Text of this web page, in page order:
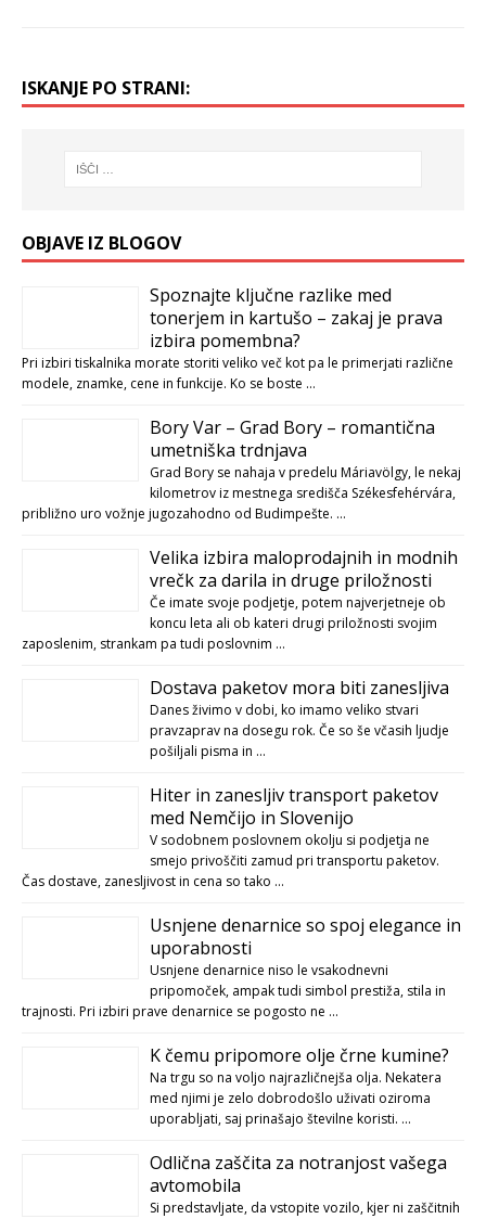
ISKANJE PO STRANI:
OBJAVE IZ BLOGOV
Spoznajte ključne razlike med
tonerjem in kartušo – zakaj je prava
izbira pomembna?
Pri izbiri tiskalnika morate storiti veliko več kot pa le primerjati različne
modele, znamke, cene in funkcije. Ko se boste …
Bory Var – Grad Bory – romantična
umetniška trdnjava
Grad Bory se nahaja v predelu Máriavölgy, le nekaj
kilometrov iz mestnega središča Székesfehérvára,
približno uro vožnje jugozahodno od Budimpešte. …
Velika izbira maloprodajnih in modnih
vrečk za darila in druge priložnosti
Če imate svoje podjetje, potem najverjetneje ob
koncu leta ali ob kateri drugi priložnosti svojim
zaposlenim, strankam pa tudi poslovnim …
Dostava paketov mora biti zanesljiva
Danes živimo v dobi, ko imamo veliko stvari
pravzaprav na dosegu rok. Če so še včasih ljudje
pošiljali pisma in …
Hiter in zanesljiv transport paketov
med Nemčijo in Slovenijo
V sodobnem poslovnem okolju si podjetja ne
smejo privoščiti zamud pri transportu paketov.
Čas dostave, zanesljivost in cena so tako …
Usnjene denarnice so spoj elegance in
uporabnosti
Usnjene denarnice niso le vsakodnevni
pripomoček, ampak tudi simbol prestiža, stila in
trajnosti. Pri izbiri prave denarnice se pogosto ne …
K čemu pripomore olje črne kumine?
Na trgu so na voljo najrazličnejša olja. Nekatera
med njimi je zelo dobrodošlo uživati oziroma
uporabljati, saj prinašajo številne koristi. …
Odlična zaščita za notranjost vašega
avtomobila
Si predstavljate, da vstopite vozilo, kjer ni zaščitnih